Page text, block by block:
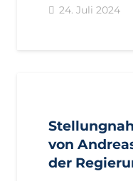
24. Juli 2024
von
der